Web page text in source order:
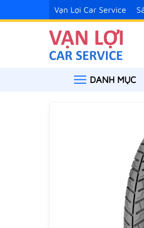
Vạn Lợi Car Service
DANH MỤC